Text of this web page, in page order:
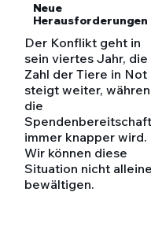
Neue
Herausforderungen
Der Konflikt geht in
sein viertes Jahr, die
Zahl der Tiere in Not
steigt weiter,
die
Spendenbereitschaft
immer knapper wird.
Wir können diese
Situation nicht alleine
bewältigen.